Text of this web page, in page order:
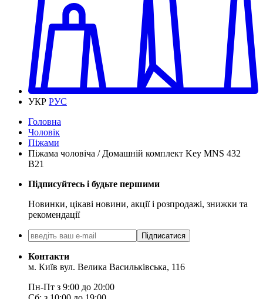
УКР РУС
Головна
Чоловік
Піжами
Піжама чоловіча / Домашній комплект Key MNS 432
B21
Підписуйтесь і будьте першими
Новинки, цікаві новини, акції і розпродажі, знижки та
рекомендації
Підписатися
Контакти
м. Київ вул. Велика Васильківська, 116
Пн-Пт з 9:00 до 20:00